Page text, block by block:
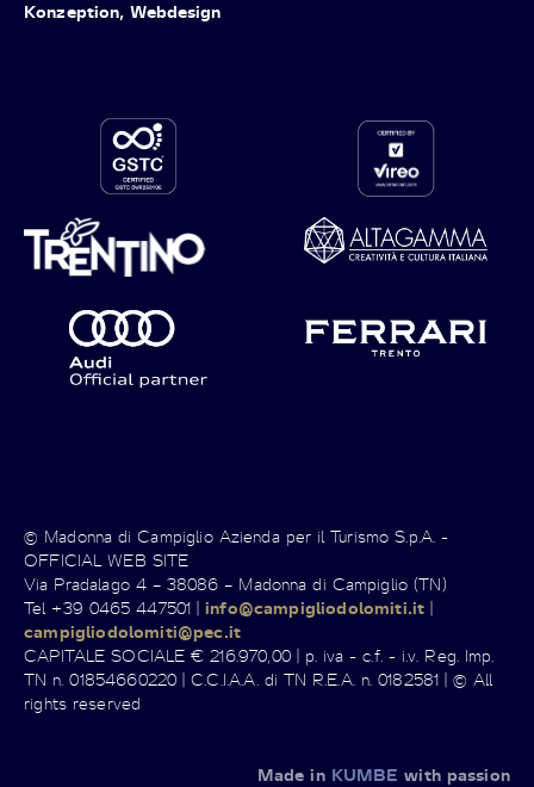
Konzeption, Webdesign
© Madonna di Campiglio Azienda per il Turismo S.p.A. -
OFFICIAL WEB SITE
Via Pradalago 4 – 38086 – Madonna di Campiglio (TN)
Tel +39 0465 447501 |info@campigliodolomiti.it |
campigliodolomiti@pec.it
CAPITALE SOCIALE € 216.970,00 | p. iva - c.f. - i.v. Reg. Imp.
TN n. 01854660220 | C.C.I.A.A. di TN R.E.A. n. 0182581 | © All
rights reserved
Made in KUMBE with passion